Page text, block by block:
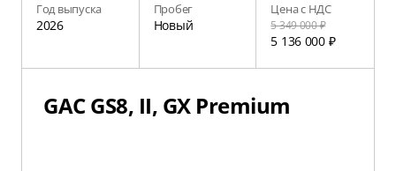
Год выпуска
2026
Пробег
Новый
Цена с НДС
5 349 000 ₽
5 136 000 ₽
GAC GS8, II, GX Premium